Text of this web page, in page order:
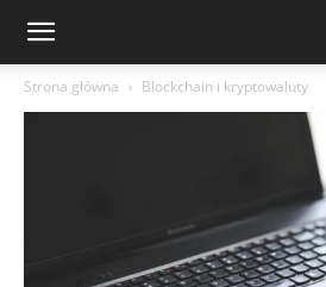
Strona główna Blockchain i kryptowaluty